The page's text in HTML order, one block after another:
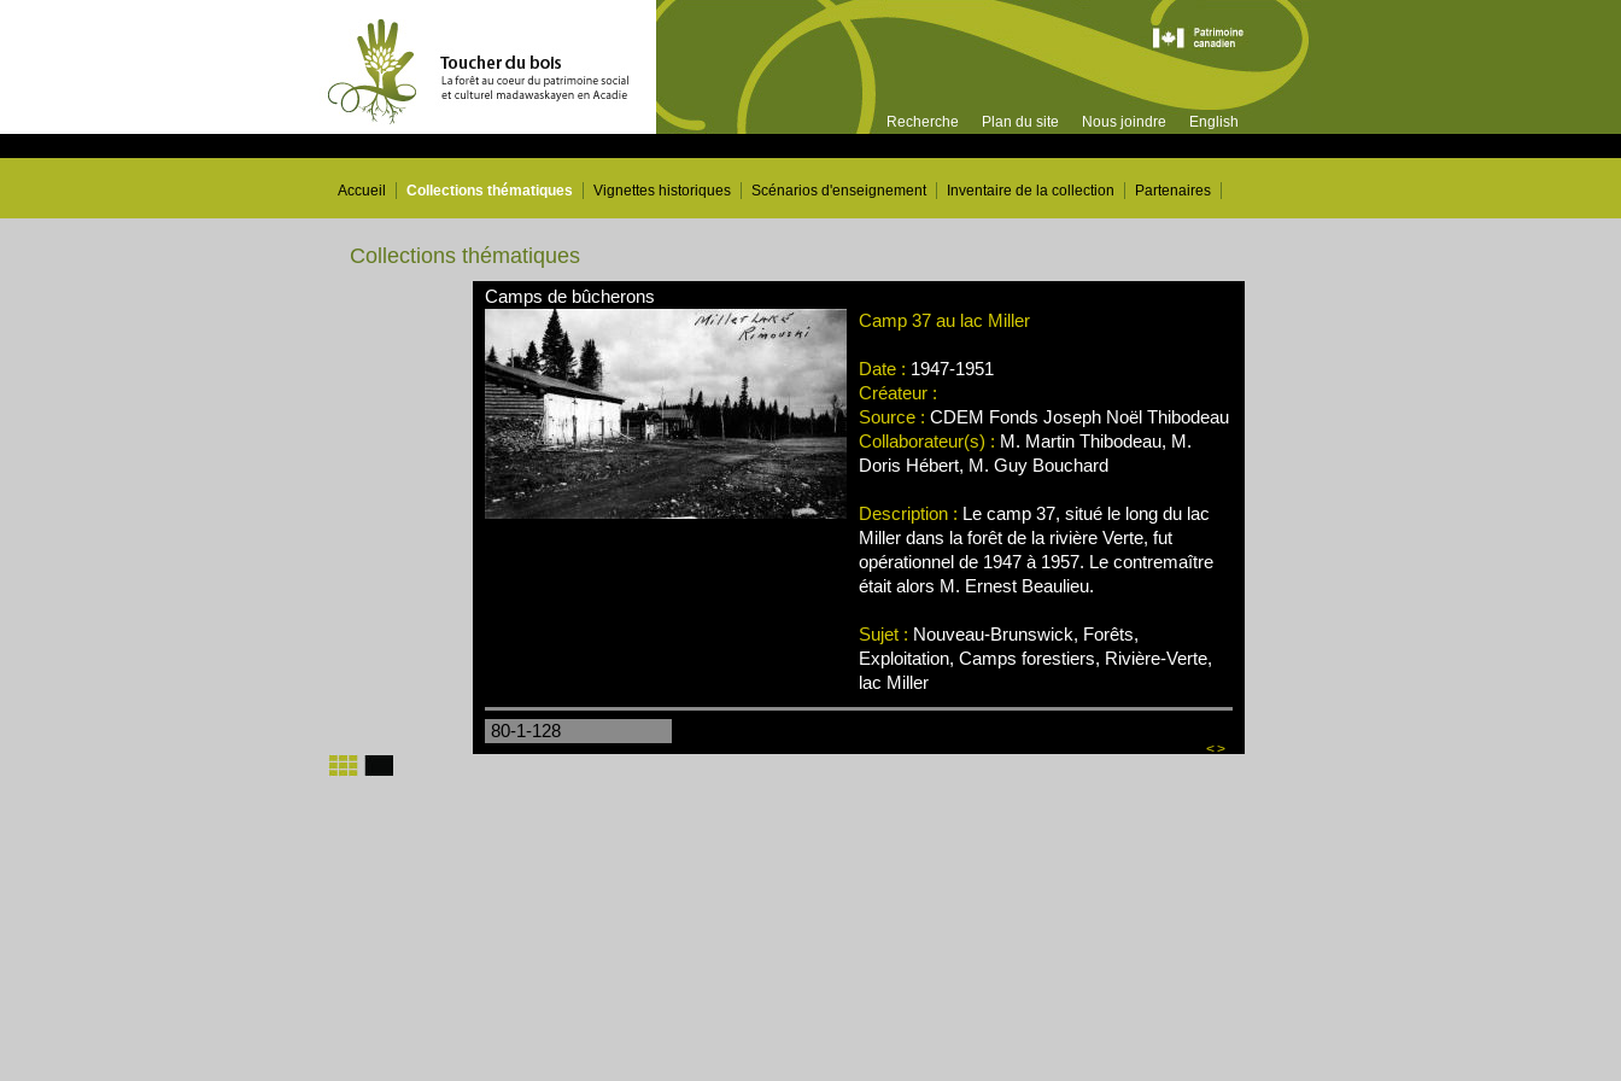
Recherche Plan du site Nous joindre English
Accueil Collections thématiques Vignettes historiques Scénarios d'enseignement Inventaire de la collection Partenaires
Collections thématiques
Camps de bûcherons
Camp 37 au lac Miller
Date : 1947-1951
Créateur :
Source : CDEM Fonds Joseph Noël Thibodeau
Collaborateur(s) : M. Martin Thibodeau, M.
Doris Hébert, M. Guy Bouchard
Description : Le camp 37, situé le long du lac
Miller dans la forêt de la rivière Verte, fut
opérationnel de 1947 à 1957. Le contremaître
était alors M. Ernest Beaulieu.
Sujet : Nouveau-Brunswick, Forêts,
Exploitation, Camps forestiers, Rivière-Verte,
lac Miller
80-1-128
<>